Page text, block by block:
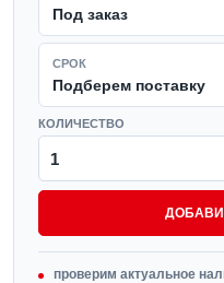
Под заказ
СРОК
Подберем поставку
КОЛИЧЕСТВО
проверим актуальное